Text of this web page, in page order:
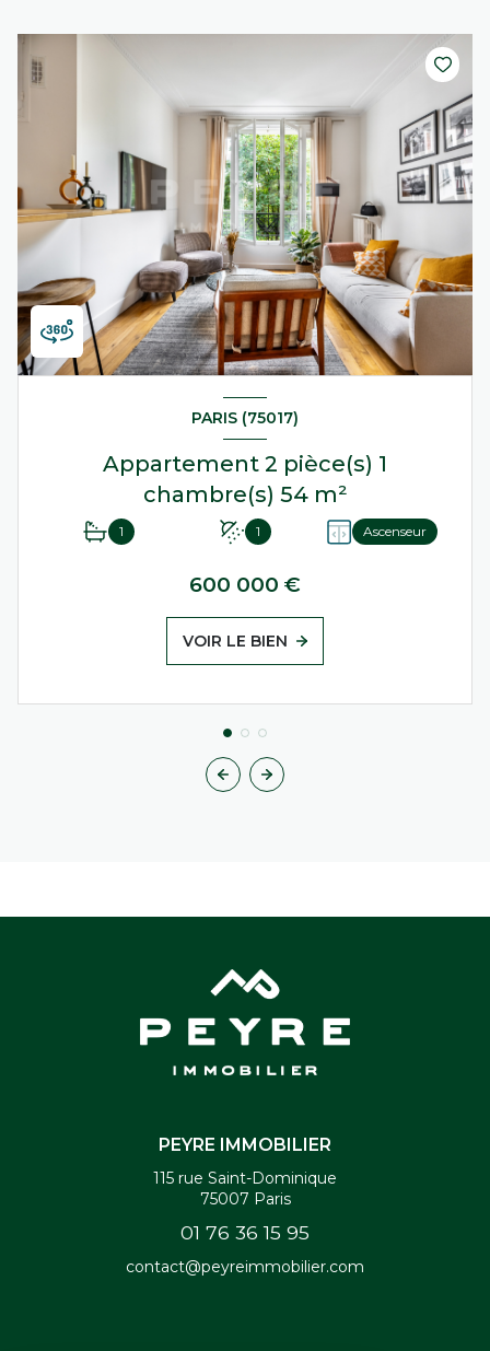
PARIS (75017)
Appartement 2 pièce(s) 1
chambre(s) 54 m²
1 1 Ascenseur
600 000 €
VOIR LE BIEN
PEYRE IMMOBILIER
115 rue Saint-Dominique
75007 Paris
01 76 36 15 95
contact@peyreimmobilier.com